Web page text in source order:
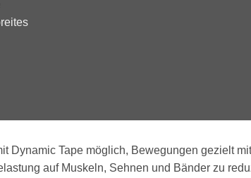
Dynamic Tape möglich, Bewegungen gezielt
auf Muskeln, Sehnen und Bänder zu